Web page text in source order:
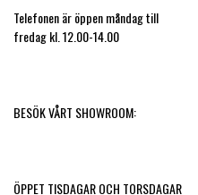
Telefonen är öppen måndag till
fredag kl. 12.00-14.00
BESÖK VÅRT SHOWROOM:
ÖPPET TISDAGAR OCH TORSDAGAR